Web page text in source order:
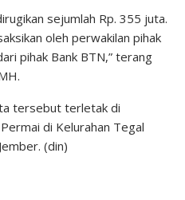
sejumlah Rp. 355 juta.
oleh perwakilan pihak
pihak Bank BTN,” terang
tersebut terletak di
di Kelurahan Tegal
(din)